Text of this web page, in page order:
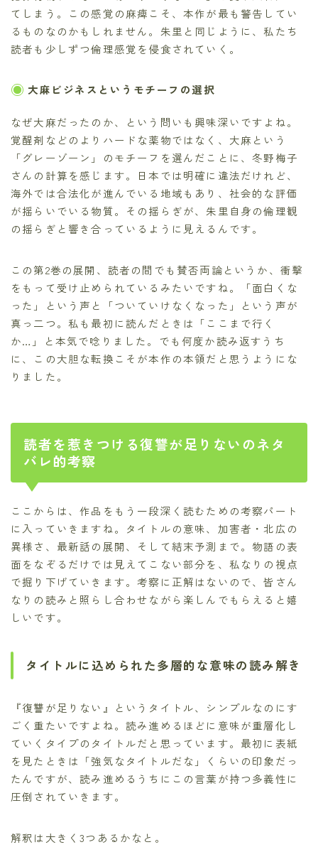
てしまう。この感覚の麻痺こそ、本作が最も警告してい
るものなのかもしれません。朱里と同じように、私たち
読者も少しずつ倫理感覚を侵食されていく。
大麻ビジネスというモチーフの選択
なぜ大麻だったのか、という問いも興味深いですよね。
覚醒剤などのよりハードな薬物ではなく、大麻という
「グレーゾーン」のモチーフを選んだことに、冬野梅子
さんの計算を感じます。日本では明確に違法だけれど、
海外では合法化が進んでいる地域もあり、社会的な評価
が揺らいでいる物質。その揺らぎが、朱里自身の倫理観
の揺らぎと響き合っているように見えるんです。
この第2巻の展開、読者の間でも賛否両論というか、衝撃
をもって受け止められているみたいですね。「面白くな
った」という声と「ついていけなくなった」という声が
真っ二つ。私も最初に読んだときは「ここまで行く
か…」と本気で唸りました。でも何度か読み返すうち
に、この大胆な転換こそが本作の本領だと思うようにな
りました。
読者を惹きつける復讐が足りないのネタ
バレ的考察
ここからは、作品をもう一段深く読むための考察パート
に入っていきますね。タイトルの意味、加害者・北広の
異様さ、最新話の展開、そして結末予測まで。物語の表
面をなぞるだけでは見えてこない部分を、私なりの視点
で掘り下げていきます。考察に正解はないので、皆さん
なりの読みと照らし合わせながら楽しんでもらえると嬉
しいです。
タイトルに込められた多層的な意味の読み解き
『復讐が足りない』というタイトル、シンプルなのにす
ごく重たいですよね。読み進めるほどに意味が重層化し
ていくタイプのタイトルだと思っています。最初に表紙
を見たときは「強気なタイトルだな」くらいの印象だっ
たんですが、読み進めるうちにこの言葉が持つ多義性に
圧倒されていきます。
解釈は大きく3つあるかなと。